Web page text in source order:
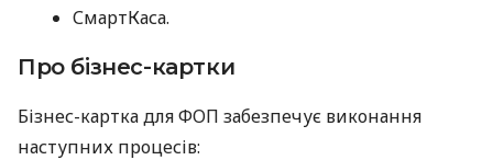
СмартКаса.
Про бізнес-картки
Бізнес-картка для ФОП забезпечує виконання
наступних процесів: